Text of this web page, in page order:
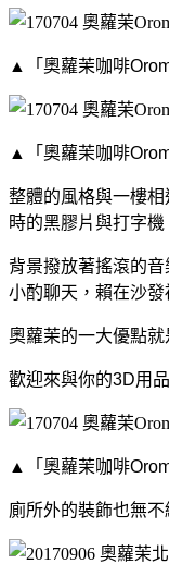
▲「奧蘿茉咖啡
▲「奧蘿茉咖啡
整體的風格與一樓
時的黑膠片與打字機
背景撥放著搖滾的音
小酌聊天，賴在沙發
奧蘿茉的一大優點
歡迎來與你的3D用
▲「奧蘿茉咖啡
廁所外的裝飾也無